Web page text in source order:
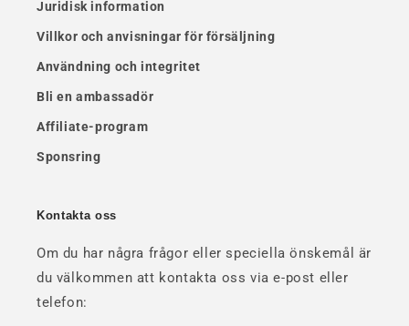
Juridisk information
Villkor och anvisningar för försäljning
Användning och integritet
Bli en ambassadör
Affiliate-program
Sponsring
Kontakta oss
Om du har några frågor eller speciella önskemål är
du välkommen att kontakta oss via e-post eller
telefon: